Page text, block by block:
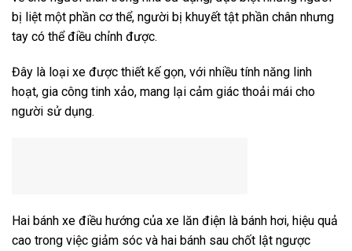
bị liệt một phần cơ thể, người bị khuyết tật phần chân nhưng
tay có thể điều chỉnh được.
Đây là loại xe được thiết kế gọn, với nhiều tính năng linh
hoạt, gia công tinh xảo, mang lại cảm giác thoải mái cho
người sử dụng.
Hai bánh xe điều hướng của xe lăn điện là bánh hơi, hiệu quả
cao trong việc giảm sóc và hai bánh sau chốt lật ngược